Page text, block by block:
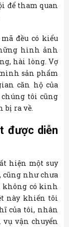
để tham quan
đều có kiểu
hình ảnh
hài lòng. Vợ
sản phẩm
căn hộ của
tôi cũng
bị ra về.
được diễn
hiện một suy
cũng như chưa
không có kinh
này khiến tôi
của tôi, nhân
vận chuyển